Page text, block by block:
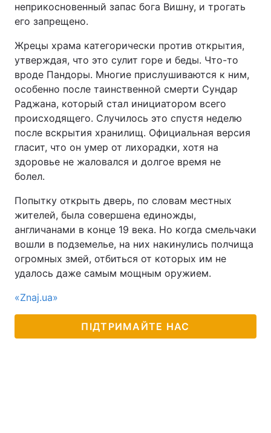
неприкосновенный запас бога Вишну, и трогать
его запрещено.
Жрецы храма категорически против открытия,
утверждая, что это сулит горе и беды. Что-то
вроде Пандоры. Многие прислушиваются к ним,
особенно после таинственной смерти Сундар
Раджана, который стал инициатором всего
происходящего. Случилось это спустя неделю
после вскрытия хранилищ. Официальная версия
гласит, что он умер от лихорадки, хотя на
здоровье не жаловался и долгое время не
болел.
Попытку открыть дверь, по словам местных
жителей, была совершена единожды,
англичанами в конце 19 века. Но когда смельчаки
вошли в подземелье, на них накинулись полчища
огромных змей, отбиться от которых им не
удалось даже самым мощным оружием.
«Znaj.ua»
ПІДТРИМАЙТЕ НАС